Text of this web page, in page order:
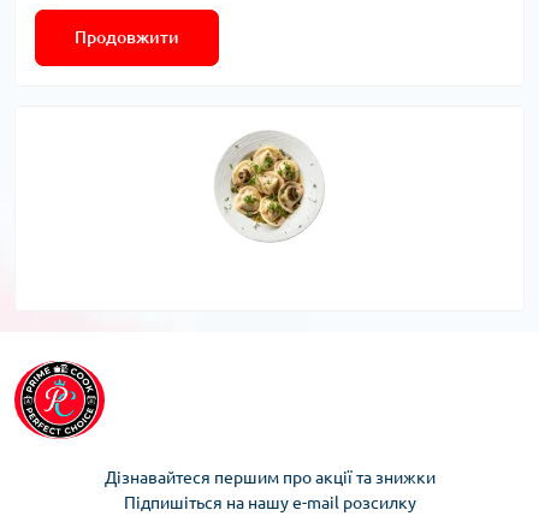
Продовжити
Дізнавайтеся першим про акції та знижки
Підпишіться на нашу e-mail розсилку